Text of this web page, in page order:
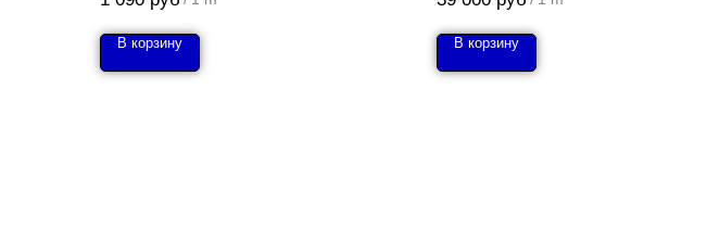
В корзину В корзину